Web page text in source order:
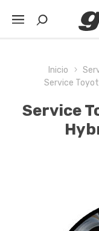
Inicio
Service
Service